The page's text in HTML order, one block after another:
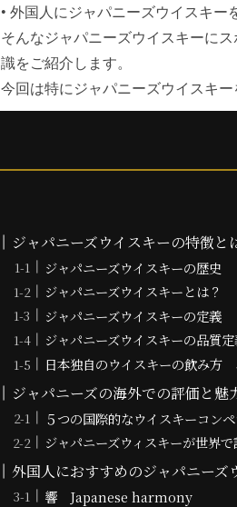
• 外国人にジャパニーズウイスキ
そんなジャパニーズウイスキーに
識をご紹介します。
今回は特にジャパニーズウイスキ
ジャパニーズウイスキーの特徴と
ジャパニーズウイスキーの歴史
ジャパニーズウイスキーとは？
ジャパニーズウイスキーの定義
ジャパニーズウイスキーの品質
日本独自のウイスキーの飲み方
ジャパニーズの海外での評価と魅
５つの国際的なウイスキーコン
ジャパニーズウィスキーが世界
外国人におすすめのジャパニー
響 Japanese harmony